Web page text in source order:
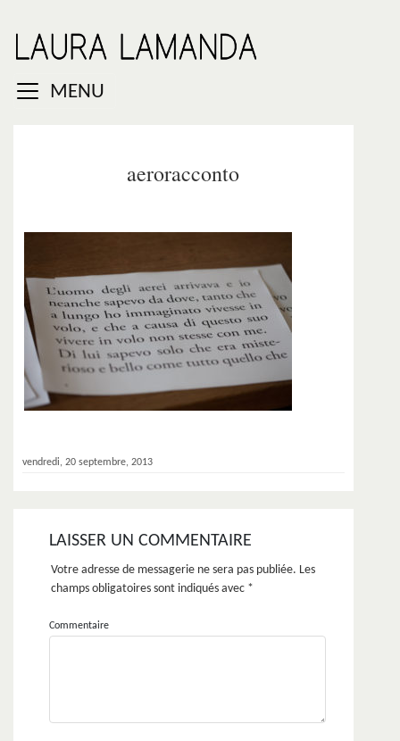
MENU
aeroracconto
vendredi, 20 septembre, 2013
LAISSER UN COMMENTAIRE
Votre adresse de messagerie ne sera pas publiée. Les
champs obligatoires sont indiqués avec *
Commentaire